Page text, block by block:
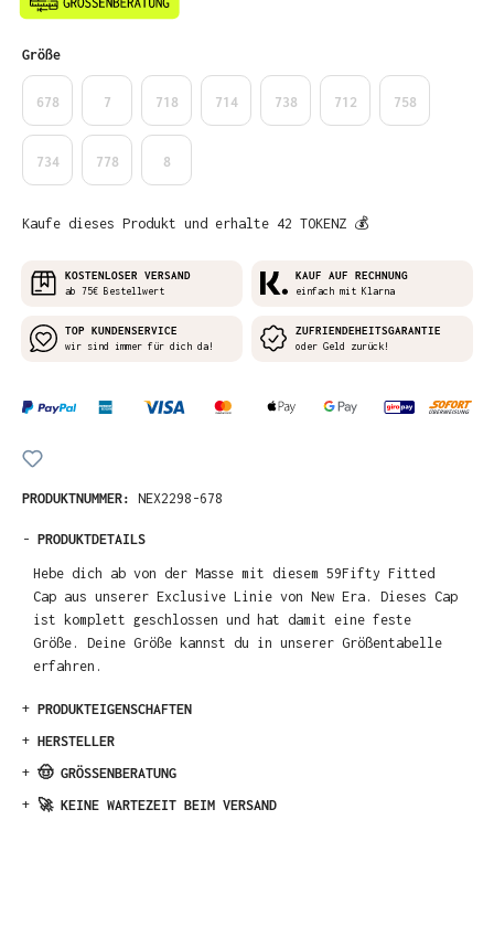
Größeauswählen
678 7 718 714 738 712 758
734 778 8
Kaufe dieses Produkt und erhalte 42 TOKENZ 💰
KOSTENLOSER VERSAND
ab 75€ Bestellwert
KAUF AUF RECHNUNG
einfach mit Klarna
TOP KUNDENSERVICE
wir sind immer für dich da!
ZUFRIENDEHEITSGARANTIE
oder Geld zurück!
PRODUKTNUMMER: NEX2298-678
- PRODUKTDETAILS
Hebe dich ab von der Masse mit diesem 59Fifty Fitted
Cap aus unserer Exclusive Linie von New Era. Dieses Cap
ist komplett geschlossen und hat damit eine feste
Größe. Deine Größe kannst du in unserer Größentabelle
erfahren.
+ PRODUKTEIGENSCHAFTEN
+ HERSTELLER
+ 🤠 GRÖSSENBERATUNG
+ 🚀 KEINE WARTEZEIT BEIM VERSAND